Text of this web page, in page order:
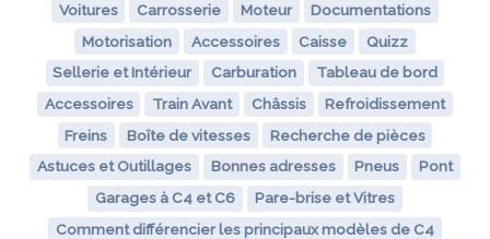
Voitures Carrosserie Moteur
Documentations
Motorisation
Accessoires Caisse
Quizz
Sellerie et Intérieur
Carburation
Tableau de bord
Accessoires
Train Avant Châssis
Refroidissement
Freins
Boîte de vitesses
Recherche de pièces
Astuces et Outillages
Bonnes adresses Pneus
Pont
Garages à C4 et C6
Pare-brise et Vitres
Comment différencier les principaux modèles de C4